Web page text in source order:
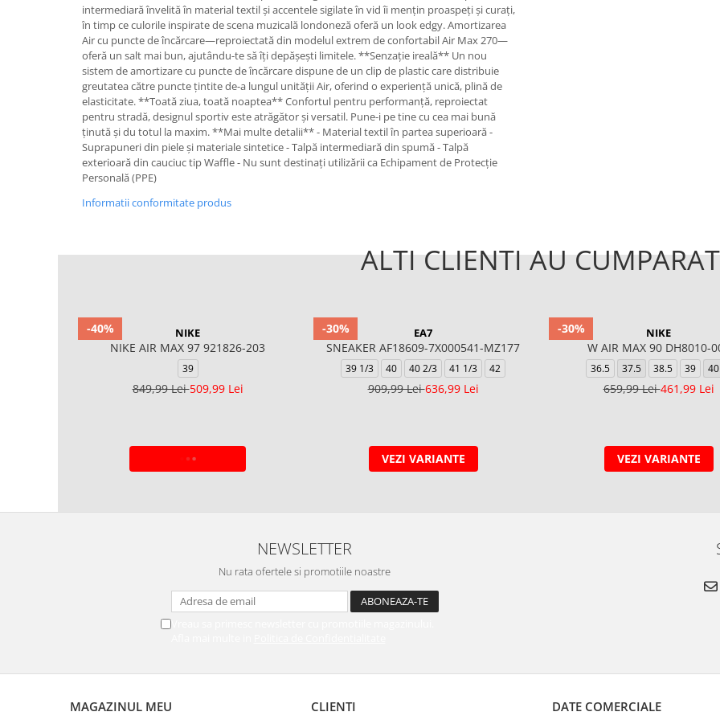
intermediară învelită în material textil și accentele sigilate în vid îi mențin proaspeți și curați,
în timp ce culorile inspirate de scena muzicală londoneză oferă un look edgy. Amortizarea
Air cu puncte de încărcare—reproiectată din modelul extrem de confortabil Air Max 270—
oferă un salt mai bun, ajutându-te să îți depășești limitele. **Senzație ireală** Un nou
sistem de amortizare cu puncte de încărcare dispune de un clip de plastic care distribuie
greutatea către puncte țintite de-a lungul unității Air, oferind o experiență unică, plină de
elasticitate. **Toată ziua, toată noaptea** Confortul pentru performanță, reproiectat
pentru stradă, designul sportiv este atrăgător și versatil. Pune-i pe tine cu cea mai bună
ținută și du totul la maxim. **Mai multe detalii** - Material textil în partea superioară -
Suprapuneri din piele și materiale sintetice - Talpă intermediară din spumă - Talpă
exterioară din cauciuc tip Waffle - Nu sunt destinați utilizării ca Echipament de Protecție
Personală (PPE)
Informatii conformitate produs
ALTI CLIENTI AU CUMPARAT
-40% NIKE
NIKE AIR MAX 97 921826-203
39
849,99 Lei509,99 Lei
ADAUGA IN COS
-30% EA7
SNEAKER AF18609-7X000541-MZ177
39 1/3 40 40 2/3 41 1/3 42
909,99 Lei636,99 Lei
VEZI VARIANTE
-30% NIKE
W AIR MAX 90 DH8010-
36.5 37.5 38.5 39
659,99 Lei461,99 Lei
VEZI VARIANTE
NEWSLETTER
Nu rata ofertele si promotiile noastre
Vreau sa primesc newsletter cu promotiile magazinului.
MAGAZINUL MEU CLIENTI DATE COMERCIALE